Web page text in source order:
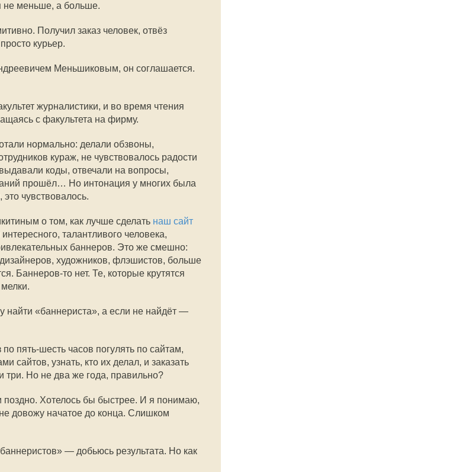
не меньше, а больше.
Получил заказ человек, отвёз
курьер.
Меньшиковым, он соглашается.
журналистики, и во время чтения
с факультета на фирму.
нормально: делали обзвоны,
кураж, не чувствовалось радости
коды, отвечали на вопросы,
прошёл… Но интонация у многих была
чувствовалось.
о том, как лучше сделать наш сайт
талантливого человека,
баннеров. Это же смешно:
художников, флэшистов, больше
Баннеров-то нет. Те, которые крутятся
найти «баннериста», а если не найдёт —
пять-шесть часов погулять по сайтам,
сайтов, узнать, кто их делал, и заказать
Но не два же года, правильно?
Хотелось бы быстрее. И я понимаю,
довожу начатое до конца. Слишком
— добьюсь результата. Но как